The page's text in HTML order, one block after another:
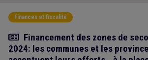
Finances et fiscalité
Article
Financement des zones de
2024: les communes et les